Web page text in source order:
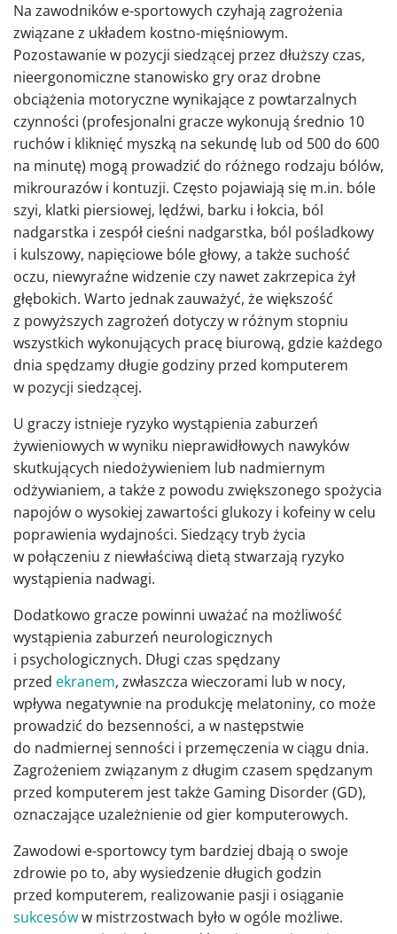
Na zawodników e-sportowych czyhają zagrożenia
związane z układem kostno-mięśniowym.
Pozostawanie w pozycji siedzącej przez dłuższy czas,
nieergonomiczne stanowisko gry oraz drobne
obciążenia motoryczne wynikające z powtarzalnych
czynności (profesjonalni gracze wykonują średnio 10
ruchów i kliknięć myszką na sekundę lub od 500 do 600
na minutę) mogą prowadzić do różnego rodzaju bólów,
mikrourazów i kontuzji. Często pojawiają się m.in. bóle
szyi, klatki piersiowej, lędźwi, barku i łokcia, ból
nadgarstka i zespół cieśni nadgarstka, ból pośladkowy
i kulszowy, napięciowe bóle głowy, a także suchość
oczu, niewyraźne widzenie czy nawet zakrzepica żył
głębokich. Warto jednak zauważyć, że większość
z powyższych zagrożeń dotyczy w różnym stopniu
wszystkich wykonujących pracę biurową, gdzie każdego
dnia spędzamy długie godziny przed komputerem
w pozycji siedzącej.
U graczy istnieje ryzyko wystąpienia zaburzeń
żywieniowych w wyniku nieprawidłowych nawyków
skutkujących niedożywieniem lub nadmiernym
odżywianiem, a także z powodu zwiększonego spożycia
napojów o wysokiej zawartości glukozy i kofeiny w celu
poprawienia wydajności. Siedzący tryb życia
w połączeniu z niewłaściwą dietą stwarzają ryzyko
wystąpienia nadwagi.
Dodatkowo gracze powinni uważać na możliwość
wystąpienia zaburzeń neurologicznych
i psychologicznych. Długi czas spędzany
przed ekranem, zwłaszcza wieczorami lub w nocy,
wpływa negatywnie na produkcję melatoniny, co może
prowadzić do bezsenności, a w następstwie
do nadmiernej senności i przemęczenia w ciągu dnia.
Zagrożeniem związanym z długim czasem spędzanym
przed komputerem jest także Gaming Disorder (GD),
oznaczające uzależnienie od gier komputerowych.
Zawodowi e-sportowcy tym bardziej dbają o swoje
zdrowie po to, aby wysiedzenie długich godzin
przed komputerem, realizowanie pasji i osiąganie
sukcesóww mistrzostwach było w ogóle możliwe.